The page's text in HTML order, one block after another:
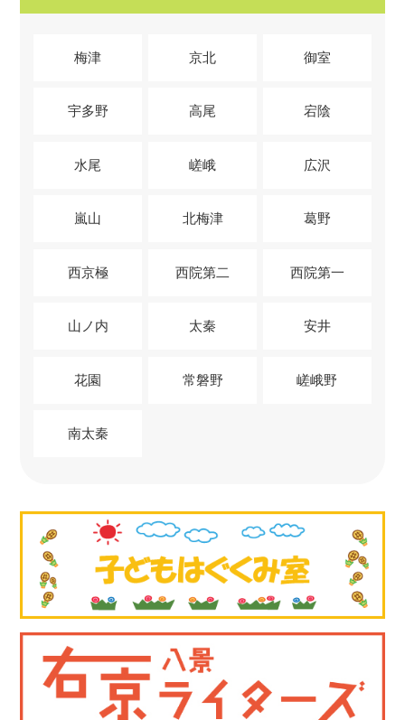
梅津 京北 御室
宇多野 高尾 宕陰
水尾 嵯峨 広沢
嵐山 北梅津 葛野
西京極 西院第二 西院第一
山ノ内 太秦 安井
花園 常磐野 嵯峨野
南太秦